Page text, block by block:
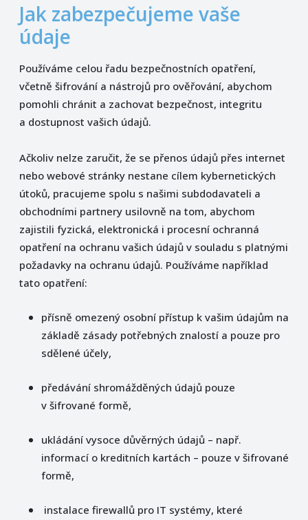
Jak zabezpečujeme vaše
údaje
Používáme celou řadu bezpečnostních opatření,
včetně šifrování a nástrojů pro ověřování, abychom
pomohli chránit a zachovat bezpečnost, integritu
a dostupnost vašich údajů.
Ačkoliv nelze zaručit, že se přenos údajů přes internet
nebo webové stránky nestane cílem kybernetických
útoků, pracujeme spolu s našimi subdodavateli a
obchodními partnery usilovně na tom, abychom
zajistili fyzická, elektronická i procesní ochranná
opatření na ochranu vašich údajů v souladu s platnými
požadavky na ochranu údajů. Používáme například
tato opatření:
přísně omezený osobní přístup k vašim údajům na
základě zásady potřebných znalostí a pouze pro
sdělené účely,
předávání shromážděných údajů pouze
v šifrované formě,
ukládání vysoce důvěrných údajů – např.
informací o kreditních kartách – pouze v šifrované
formě,
instalace firewallů pro IT systémy, které